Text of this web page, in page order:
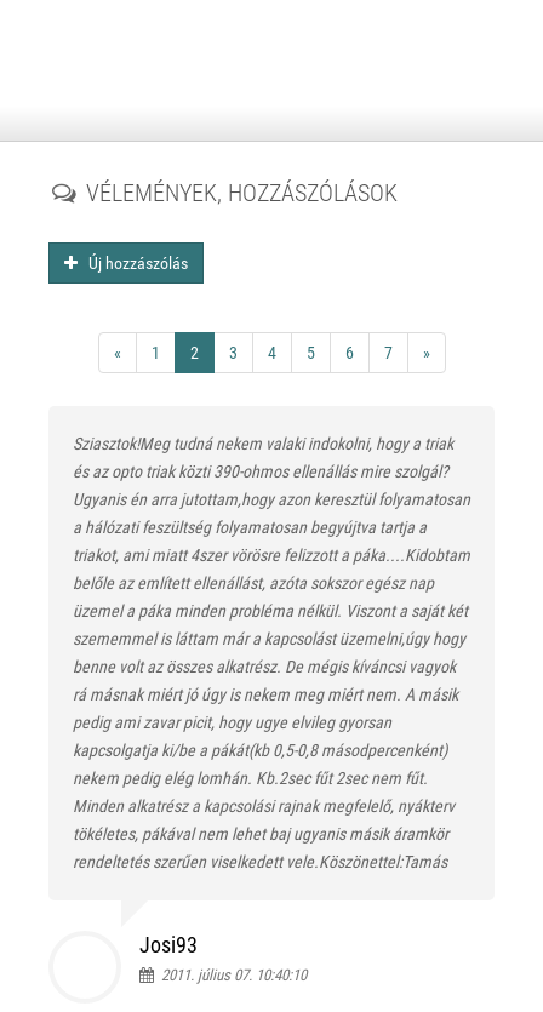
VÉLEMÉNYEK, HOZZÁSZÓLÁSOK
Új hozzászólás
« 1 2 3 4 5 6 7 »
Sziasztok!Meg tudná nekem valaki indokolni, hogy a triak
és az opto triak közti 390-ohmos ellenállás mire szolgál?
Ugyanis én arra jutottam,hogy azon keresztül folyamatosan
a hálózati feszültség folyamatosan begyújtva tartja a
triakot, ami miatt 4szer vörösre felizzott a páka....Kidobtam
belőle az említett ellenállást, azóta sokszor egész nap
üzemel a páka minden probléma nélkül. Viszont a saját két
szememmel is láttam már a kapcsolást üzemelni,úgy hogy
benne volt az összes alkatrész. De mégis kíváncsi vagyok
rá másnak miért jó úgy is nekem meg miért nem. A másik
pedig ami zavar picit, hogy ugye elvileg gyorsan
kapcsolgatja ki/be a pákát(kb 0,5-0,8 másodpercenként)
nekem pedig elég lomhán. Kb.2sec fűt 2sec nem fűt.
Minden alkatrész a kapcsolási rajnak megfelelő, nyákterv
tökéletes, pákával nem lehet baj ugyanis másik áramkör
rendeltetés szerűen viselkedett vele.Köszönettel:Tamás
Josi93
2011. július 07. 10:40:10